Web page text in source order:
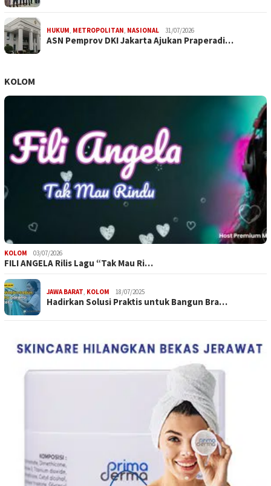
HUKUM METROPOLITAN NASIONAL 31/07/2026
ASN Pemprov DKI Jakarta Ajukan Praperadi…
KOLOM
KOLOM 03/07/2026
FILI ANGELA Rilis Lagu “Tak Mau Ri…
JAWA BARAT, KOLOM 18/07/2025
Hadirkan Solusi Praktis untuk Bangun Bra…